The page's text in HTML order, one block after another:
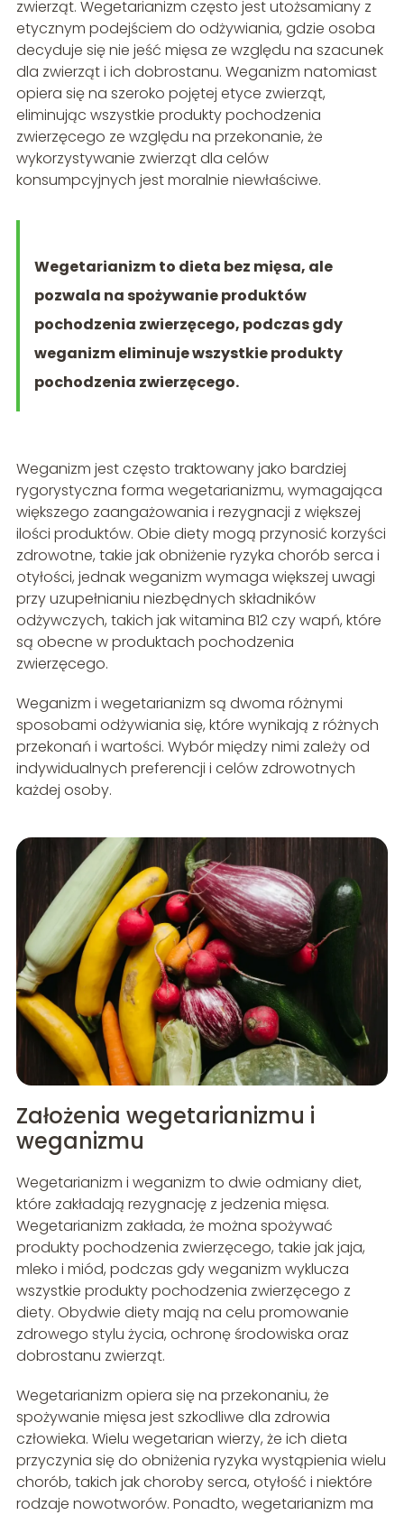
zwierząt. Wegetarianizm często jest utożsamiany z
etycznym podejściem do odżywiania, gdzie osoba
decyduje się nie jeść mięsa ze względu na szacunek
dla zwierząt i ich dobrostanu. Weganizm natomiast
opiera się na szeroko pojętej etyce zwierząt,
eliminując wszystkie produkty pochodzenia
zwierzęcego ze względu na przekonanie, że
wykorzystywanie zwierząt dla celów
konsumpcyjnych jest moralnie niewłaściwe.
Wegetarianizm to dieta bez mięsa, ale
pozwala na spożywanie produktów
pochodzenia zwierzęcego, podczas gdy
weganizm eliminuje wszystkie produkty
pochodzenia zwierzęcego.
Weganizm jest często traktowany jako bardziej
rygorystyczna forma wegetarianizmu, wymagająca
większego zaangażowania i rezygnacji z większej
ilości produktów. Obie diety mogą przynosić korzyści
zdrowotne, takie jak obniżenie ryzyka chorób serca i
otyłości, jednak weganizm wymaga większej uwagi
przy uzupełnianiu niezbędnych składników
odżywczych, takich jak witamina B12 czy wapń, które
są obecne w produktach pochodzenia
zwierzęcego.
Weganizm i wegetarianizm są dwoma różnymi
sposobami odżywiania się, które wynikają z różnych
przekonań i wartości. Wybór między nimi zależy od
indywidualnych preferencji i celów zdrowotnych
każdej osoby.
Założenia wegetarianizmu i
weganizmu
Wegetarianizm i weganizm to dwie odmiany diet,
które zakładają rezygnację z jedzenia mięsa.
Wegetarianizm zakłada, że można spożywać
produkty pochodzenia zwierzęcego, takie jak jaja,
mleko i miód, podczas gdy weganizm wyklucza
wszystkie produkty pochodzenia zwierzęcego z
diety. Obydwie diety mają na celu promowanie
zdrowego stylu życia, ochronę środowiska oraz
dobrostanu zwierząt.
Wegetarianizm opiera się na przekonaniu, że
spożywanie mięsa jest szkodliwe dla zdrowia
człowieka. Wielu wegetarian wierzy, że ich dieta
przyczynia się do obniżenia ryzyka wystąpienia wielu
chorób, takich jak choroby serca, otyłość i niektóre
rodzaje nowotworów. Ponadto, wegetarianizm ma